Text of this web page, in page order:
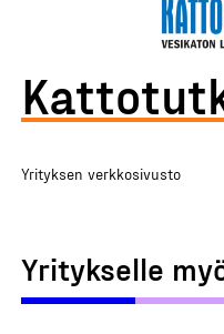
Yrityksen verkkosivusto
Yritykselle